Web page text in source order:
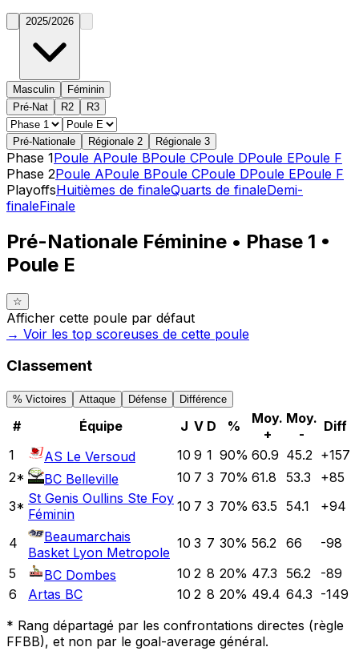
2025/2026
Masculin
Féminin
Pré-Nat
R2 R3
Pré-Nationale Régionale 2 Régionale 3
Phase 1Poule APoule BPoule CPoule DPoule EPoule F
Phase 2Poule APoule BPoule CPoule DPoule EPoule F
PlayoffsHuitièmes de finaleQuarts de finaleDemi-
finaleFinale
Pré-Nationale Féminine • Phase 1 •
Poule E
☆
Afficher cette poule par défaut
→ Voir les top scoreuses de cette poule
Classement
% Victoires Attaque Défense Différence
# Équipe J V D %
Moy.
+
Moy.
-
Diff
1
AS Le Versoud 10 9 1 90% 60.9 45.2 +157
2* BC Belleville 10 7 3 70% 61.8 53.3 +85
3* St Genis Oullins Ste Foy
Féminin
10 7 3 70% 63.5 54.1 +94
4
Beaumarchais
Basket Lyon Metropole
10 3 7 30% 56.2 66
-98
5
BC Dombes 10 2 8 20% 47.3 56.2
-89
6
Artas BC 10 2 8 20% 49.4 64.3 -149
* Rang départagé par les confrontations directes (règle
FFBB), et non par le goal-average général.